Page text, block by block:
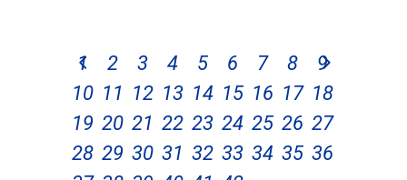
1 2 3 4 5 6 7 8
9
10 11 12 13 14 15 16 17 18
19 20 21 22 23 24 25 26 27
28 29 30 31 32 33 34 35 36